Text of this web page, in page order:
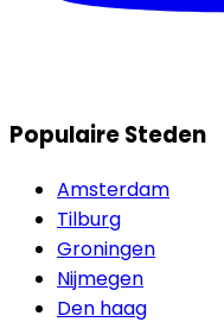
Populaire Steden
Amsterdam
Tilburg
Groningen
Nijmegen
Den haag